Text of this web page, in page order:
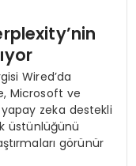
Wired’da
Microsoft ve
zeka destekli
üstünlüğünü
görünür